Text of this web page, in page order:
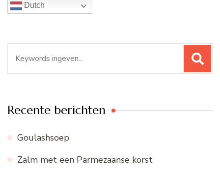
Dutch
naar:
Recente berichten
Goulashsoep
Zalm met een Parmezaanse korst